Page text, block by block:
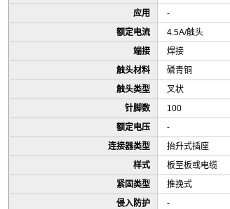
应用
-
额定电流
4.5A/触头
端接
焊接
触头材料
磷青铜
触头类型
叉状
针脚数
100
额定电压
-
连接器类型
抬升式插座
样式
板至板或电缆
紧固类型
推挽式
侵入防护
-